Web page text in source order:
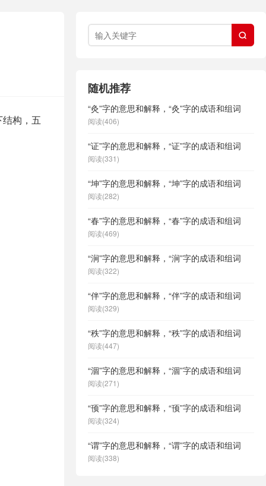
构，五

随机推荐
“灸”字的意思和解释，“灸”字的成语和组词
阅读(406)
“证”字的意思和解释，“证”字的成语和组词
阅读(331)
“坤”字的意思和解释，“坤”字的成语和组词
阅读(282)
“春”字的意思和解释，“春”字的成语和组词
阅读(469)
“涧”字的意思和解释，“涧”字的成语和组词
阅读(322)
“伴”字的意思和解释，“伴”字的成语和组词
阅读(329)
“秩”字的意思和解释，“秩”字的成语和组词
阅读(447)
“涸”字的意思和解释，“涸”字的成语和组词
阅读(271)
“顸”字的意思和解释，“顸”字的成语和组词
阅读(324)
“谓”字的意思和解释，“谓”字的成语和组词
阅读(338)